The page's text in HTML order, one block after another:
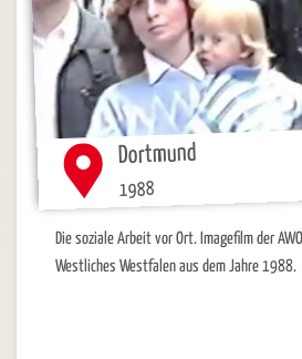
Dortmund
1988
Die soziale Arbeit vor Ort. Imagefilm der
Westliches Westfalen aus dem Jahre 1988.